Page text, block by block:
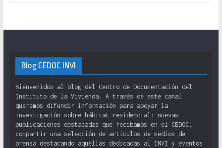
Blog CEDOC INVI
Bienvenidos al blog del Centro de Documentación del
Instituto de la Vivienda. A través de este canal
queremos difundir información para apoyar la
investigación sobre hábitat residencial: nuevas
publicaciones destacadas que recibamos en el CEDOC,
compartir una selección de artículos de medios de
prensa destacando aquellas dedicadas al INVI y eventos